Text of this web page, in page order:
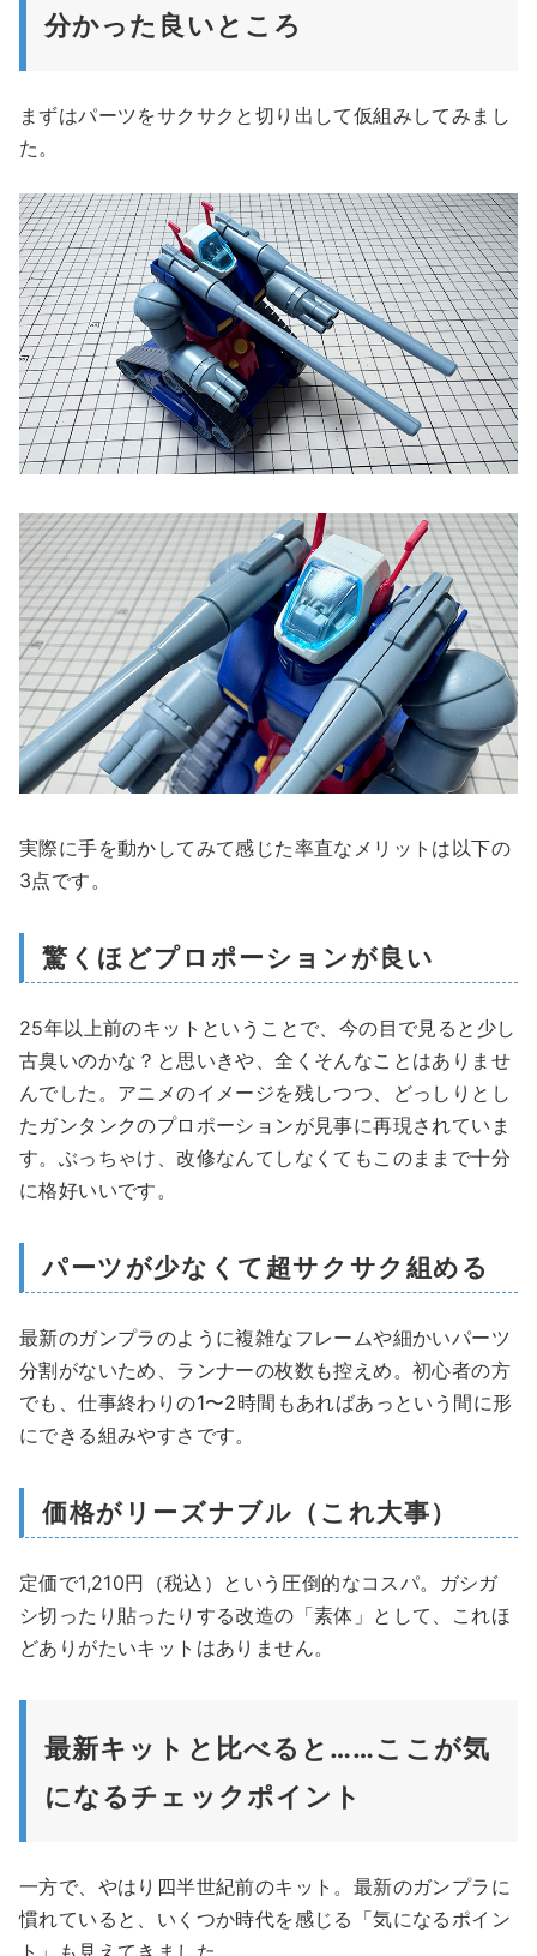
分かった良いところ
まずはパーツをサクサクと切り出して仮組みしてみまし
た。
実際に手を動かしてみて感じた率直なメリットは以下の
3点です。
驚くほどプロポーションが良い
25年以上前のキットということで、今の目で見ると少し
古臭いのかな？と思いきや、全くそんなことはありませ
んでした。アニメのイメージを残しつつ、どっしりとし
たガンタンクのプロポーションが見事に再現されていま
す。ぶっちゃけ、改修なんてしなくてもこのままで十分
に格好いいです。
パーツが少なくて超サクサク組める
最新のガンプラのように複雑なフレームや細かいパーツ
分割がないため、ランナーの枚数も控えめ。初心者の方
でも、仕事終わりの1〜2時間もあればあっという間に形
にできる組みやすさです。
価格がリーズナブル（これ大事）
定価で1,210円（税込）という圧倒的なコスパ。ガシガ
シ切ったり貼ったりする改造の「素体」として、これほ
どありがたいキットはありません。
最新キットと比べると……ここが気
になるチェックポイント
一方で、やはり四半世紀前のキット。最新のガンプラに
慣れていると、いくつか時代を感じる「気になるポイン